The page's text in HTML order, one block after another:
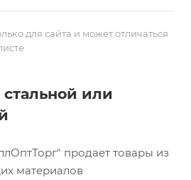
для сайта и может отличаться
стальной или
продает товары из
материалов